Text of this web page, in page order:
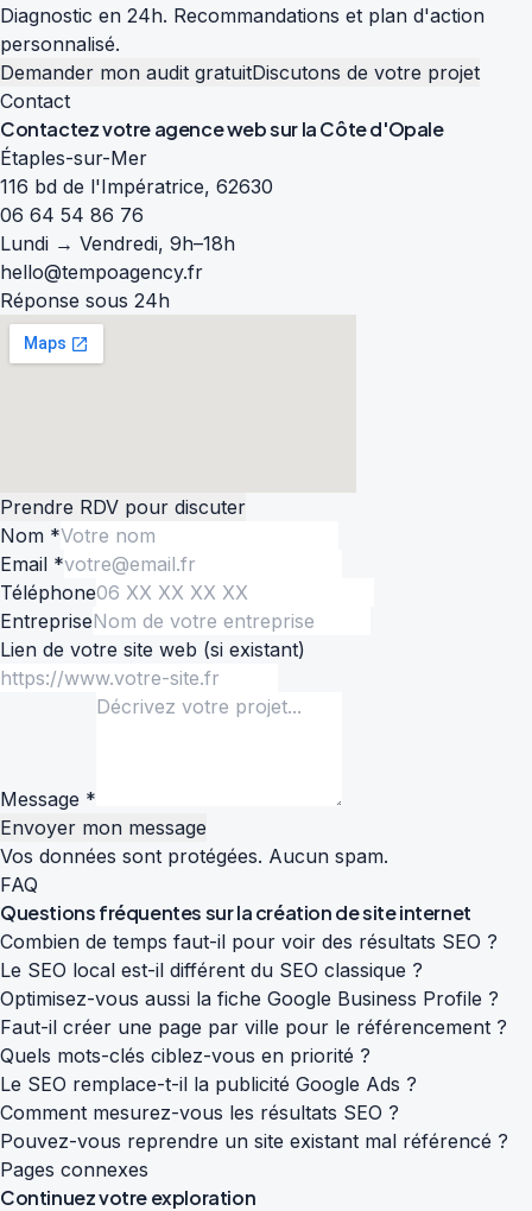
Diagnostic en 24h. Recommandations et plan d'action
personnalisé.
Demander mon audit gratuitDiscutons de votre projet
Contact
Contactez votre agence web sur laCôte d'Opale
Étaples-sur-Mer
116 bd de l'Impératrice, 62630
06 64 54 86 76
Lundi → Vendredi, 9h–18h
hello@tempoagency.fr
Réponse sous 24h
Prendre RDV pour discuter
Nom *
Email *
Téléphone
Entreprise
Lien de votre site web (si existant)
Message *
Envoyer mon message
Vos données sont protégées. Aucun spam.
FAQ
Questions fréquentes sur lacréation de site internet
Combien de temps faut-il pour voir des résultats SEO ?
Le SEO local est-il différent du SEO classique ?
Optimisez-vous aussi la fiche Google Business Profile ?
Faut-il créer une page par ville pour le référencement ?
Quels mots-clés ciblez-vous en priorité ?
Le SEO remplace-t-il la publicité Google Ads ?
Comment mesurez-vous les résultats SEO ?
Pouvez-vous reprendre un site existant mal référencé ?
Pages connexes
Continuez votre exploration